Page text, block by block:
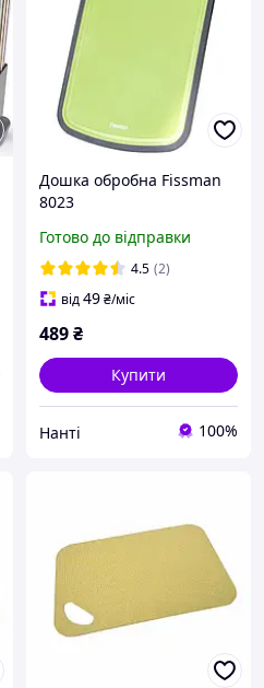
Дошка обробна Fissman
8023
Готово до відправки
4.5 (2)
від49₴/міс
489₴
Купити
Нанті 100%